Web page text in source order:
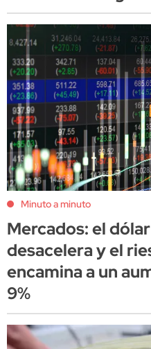
Minuto a minuto
Mercados: el
desacelera y el
encamina a un
9%